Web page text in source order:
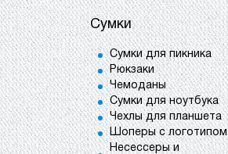
Сумки
Сумки для пикника
Рюкзаки
Чемоданы
Сумки для ноутбука
Чехлы для планшета
Шоперы с логотипом
Несессеры и